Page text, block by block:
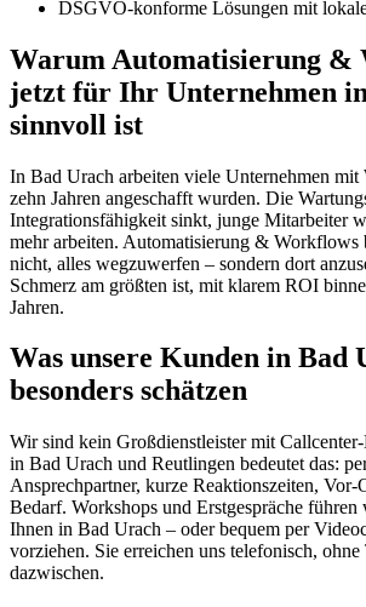
DSGVO-konforme Lösungen mit
Warum Automatisierung &
jetzt für Ihr Unternehmen
sinnvoll ist
In Bad Urach arbeiten viele Unternehmen mit
zehn Jahren angeschafft wurden. Die
Integrationsfähigkeit sinkt, junge Mitarbeiter
mehr arbeiten. Automatisierung & Workflows
nicht, alles wegzuwerfen – sondern dort
Schmerz am größten ist, mit klarem ROI
Jahren.
Was unsere Kunden in Bad
besonders schätzen
Wir sind kein Großdienstleister mit
in Bad Urach und Reutlingen bedeutet das:
Ansprechpartner, kurze Reaktionszeiten, Vor-
Bedarf. Workshops und Erstgespräche
Ihnen in Bad Urach – oder bequem per
vorziehen. Sie erreichen uns telefonisch,
dazwischen.